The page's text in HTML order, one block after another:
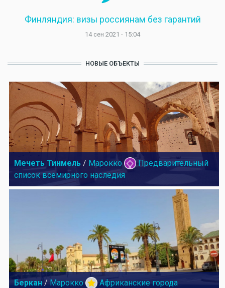
Финляндия: визы россиянам без гарантий
14 сен 2021 - 15:04
НОВЫЕ ОБЪЕКТЫ
Мечеть Тинмель / Марокко
Предварительный
список всемирного наследия
Беркан / Марокко Африканские города